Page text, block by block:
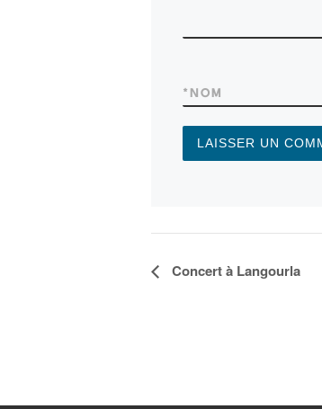
NOM
*
N
Concert à Langourla